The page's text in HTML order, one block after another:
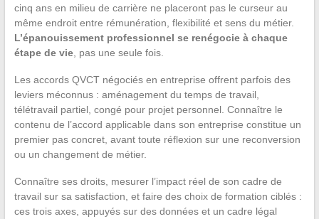
cinq ans en milieu de carrière ne placeront pas le curseur au
même endroit entre rémunération, flexibilité et sens du métier.
L’épanouissement professionnel se renégocie à chaque
étape de vie, pas une seule fois.
Les accords QVCT négociés en entreprise offrent parfois des
leviers méconnus : aménagement du temps de travail,
télétravail partiel, congé pour projet personnel. Connaître le
contenu de l’accord applicable dans son entreprise constitue un
premier pas concret, avant toute réflexion sur une reconversion
ou un changement de métier.
Connaître ses droits, mesurer l’impact réel de son cadre de
travail sur sa satisfaction, et faire des choix de formation ciblés :
ces trois axes, appuyés sur des données et un cadre légal